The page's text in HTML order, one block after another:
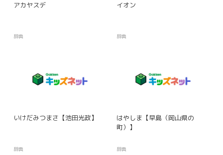
アカヤスデ
辞典
イオン
辞典
いけだみつまさ【池田光政】
辞典
はやしま【早島（岡山県の
町）】
辞典